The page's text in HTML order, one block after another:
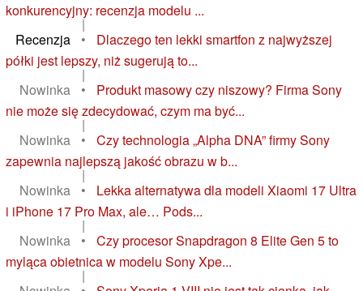
konkurencyjny: recenzja modelu ...
|
Recenzja
•
Dlaczego ten lekki smartfon z najwyższej
półki jest lepszy, niż sugerują to...
|
Nowinka
•
Produkt masowy czy niszowy? Firma Sony
nie może się zdecydować, czym ma być...
|
Nowinka
•
Czy technologia „Alpha DNA” firmy Sony
zapewnia najlepszą jakość obrazu w b...
|
Nowinka
•
Lekka alternatywa dla modeli Xiaomi 17 Ultra
i iPhone 17 Pro Max, ale… Pods...
|
Nowinka
•
Czy procesor Snapdragon 8 Elite Gen 5 to
myląca obietnica w modelu Sony Xpe...
|